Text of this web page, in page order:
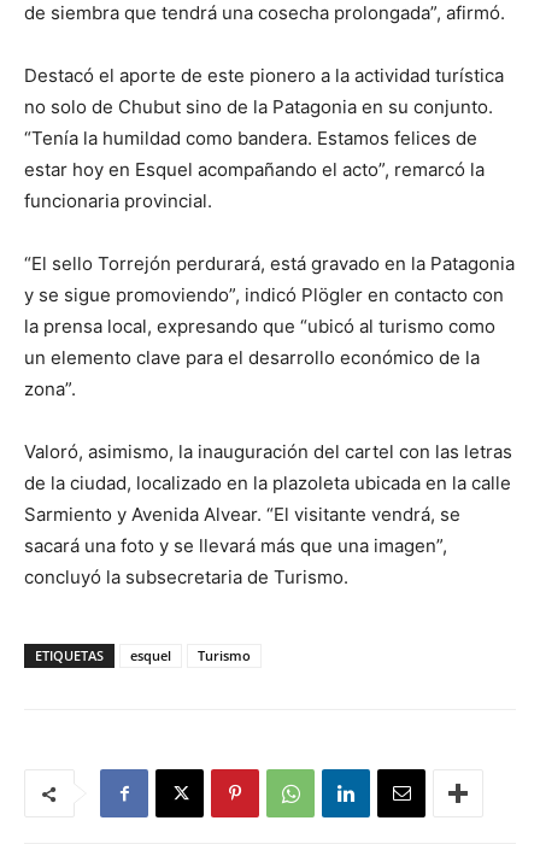
de siembra que tendrá una cosecha prolongada”, afirmó.
Destacó el aporte de este pionero a la actividad turística
no solo de Chubut sino de la Patagonia en su conjunto.
“Tenía la humildad como bandera. Estamos felices de
estar hoy en Esquel acompañando el acto”, remarcó la
funcionaria provincial.
“El sello Torrejón perdurará, está gravado en la Patagonia
y se sigue promoviendo”, indicó Plögler en contacto con
la prensa local, expresando que “ubicó al turismo como
un elemento clave para el desarrollo económico de la
zona”.
Valoró, asimismo, la inauguración del cartel con las letras
de la ciudad, localizado en la plazoleta ubicada en la calle
Sarmiento y Avenida Alvear. “El visitante vendrá, se
sacará una foto y se llevará más que una imagen”,
concluyó la subsecretaria de Turismo.
ETIQUETAS esquel Turismo